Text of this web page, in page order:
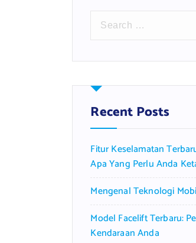
r
h
f
o
:
Recent Posts
Fitur Keselamatan
Apa Yang Perlu Anda
Mengenal Teknologi
Model Facelift Terbaru:
Kendaraan Anda